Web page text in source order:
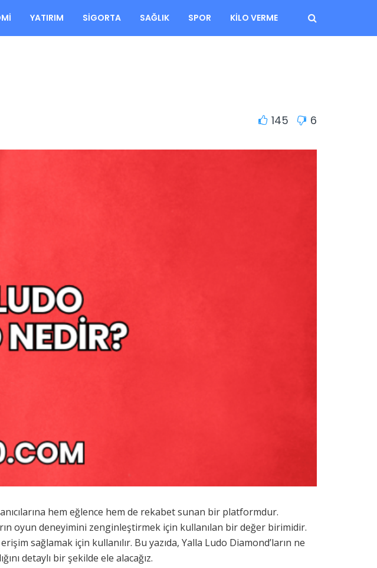
YATIRIM SIGORTA SAĞLIK SPOR KILO VERME
145 6
hem eğlence hem de rekabet sunan bir platformdur.
oyun deneyimini zenginleştirmek için kullanılan bir değer birimidir.
sağlamak için kullanılır. Bu yazıda, Yalla Ludo Diamond’ların ne
detaylı bir şekilde ele alacağız.